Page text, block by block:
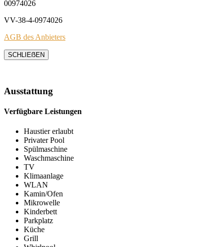
00974026
VV-38-4-0974026
AGB des Anbieters
SCHLIEẞEN
Ausstattung
Verfügbare Leistungen
Haustier erlaubt
Privater Pool
Spülmaschine
Waschmaschine
TV
Klimaanlage
WLAN
Kamin/Ofen
Mikrowelle
Kinderbett
Parkplatz
Küche
Grill